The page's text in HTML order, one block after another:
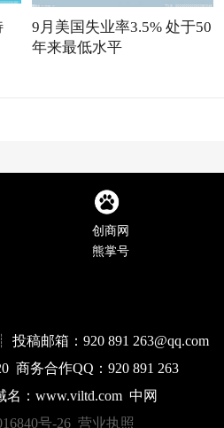
9月美国失业率3.5% 处于50
年来最低水平
创商网
熊掌号
稿邮箱：920 891 263@qq.com
商务合作QQ：920 891 263
： www.viltd.com 中网
号-26 营业执照